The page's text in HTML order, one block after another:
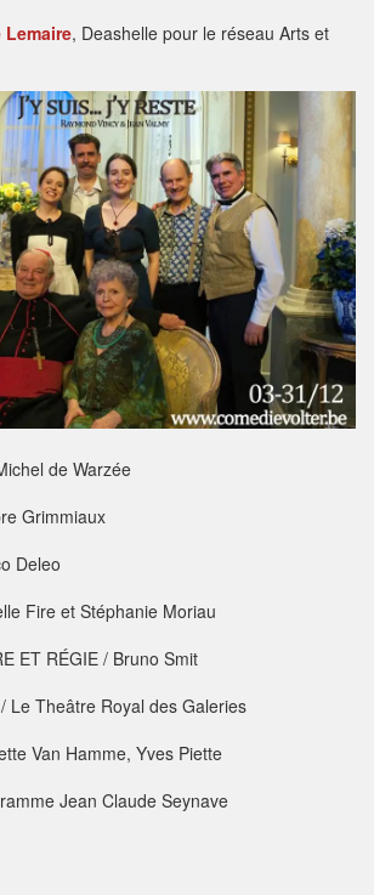
Lemaire, Deashelle pour le réseau Arts et
de Warzée
Grimmiaux
Deleo
Fire et Stéphanie Moriau
ET RÉGIE / Bruno Smit
Le Theâtre Royal des Galeries
Van Hamme, Yves Piette
Jean Claude Seynave